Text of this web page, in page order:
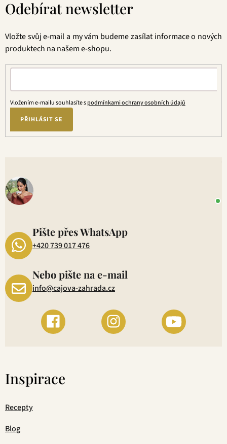
Odebírat newsletter
Vložte svůj e-mail a my vám budeme zasílat informace o nových
produktech na našem e-shopu.
Vložením e-mailu souhlasíte spodmínkami ochrany osobních údajů
PŘIHLÁSIT SE
Pište přes WhatsApp
+420 739 017 476
Nebo pište na e-mail
info@cajova-zahrada.cz
Inspirace
Recepty
Blog